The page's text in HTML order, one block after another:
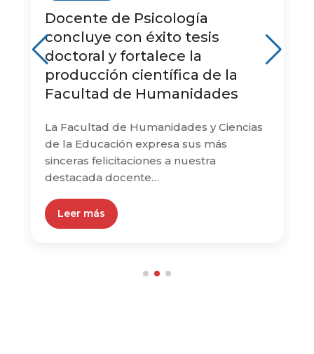
Docente de Psicología
concluye con éxito tesis
doctoral y fortalece la
producción científica de la
Facultad de Humanidades
La Facultad de Humanidades y Ciencias
de la Educación expresa sus más
sinceras felicitaciones a nuestra
destacada docente…
Leer más